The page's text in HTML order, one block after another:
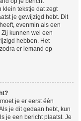
klein tekstje dat zegt
je gewijzigd hebt. Dit
evenmin als een
kunnen wel een
hebben. Het
er iemand op
je er eerst één
je dit gedaan hebt, kun
je een bericht plaatst. Je